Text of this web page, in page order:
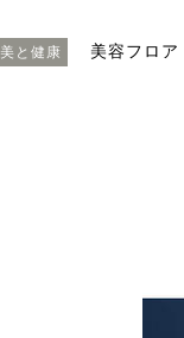
美と健康 美容フロア